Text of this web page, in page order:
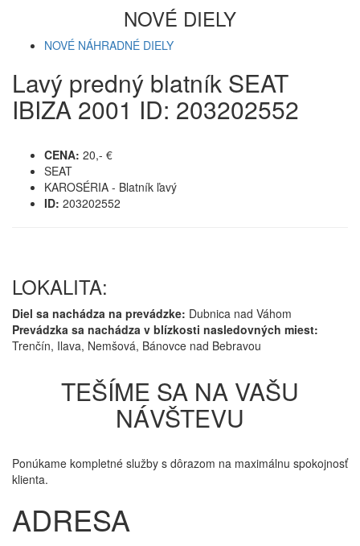
NOVÉ DIELY
NOVÉ NÁHRADNÉ DIELY
Lavý predný blatník SEAT
IBIZA 2001 ID: 203202552
CENA: 20,- €
SEAT
KAROSÉRIA - Blatník ľavý
ID: 203202552
LOKALITA:
Diel sa nachádza na prevádzke: Dubnica nad Váhom
Prevádzka sa nachádza v blízkosti nasledovných miest:
Trenčín, Ilava, Nemšová, Bánovce nad Bebravou
TEŠÍME SA NA VAŠU
NÁVŠTEVU
Ponúkame kompletné služby s dôrazom na maximálnu spokojnosť
klienta.
ADRESA